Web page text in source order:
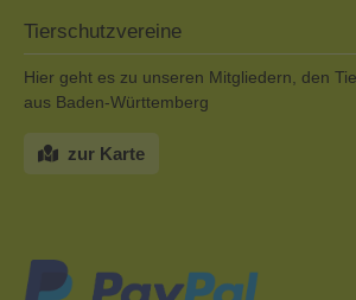
Tierschutzvereine
Hier geht es zu unseren Mitgliedern, den
aus Baden-Württemberg
zur Karte